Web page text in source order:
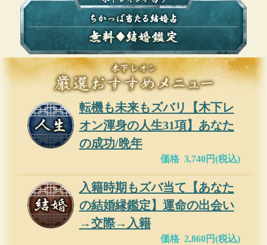
転機も未来もズバリ【木下レ
オン渾身の人生31項】あなた
の成功/晩年
価格 3,740円(税込)
入籍時期もズバ当て【あなた
の結婚縁鑑定】運命の出会い
→交際→入籍
価格 2,860円(税込)